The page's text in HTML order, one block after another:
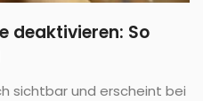
deaktivieren: So
sichtbar und erscheint bei